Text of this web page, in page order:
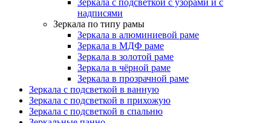
Зеркала с подсветкой с узорами и с
надписями
Зеркала по типу рамы
Зеркала в алюминиевой раме
Зеркала в МДФ раме
Зеркала в золотой раме
Зеркала в чёрной раме
Зеркала в прозрачной раме
Зеркала с подсветкой в ванную
Зеркала с подсветкой в прихожую
Зеркала с подсветкой в спальню